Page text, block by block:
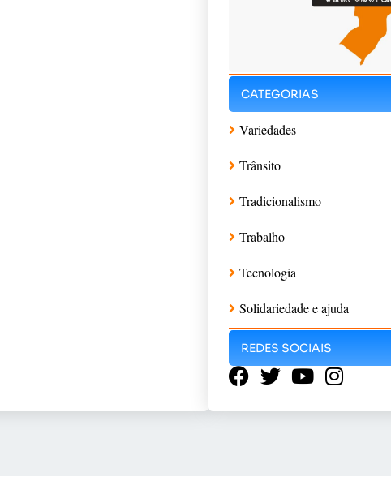
CATEGORIAS
Variedades
Trânsito
Tradicionalismo
Trabalho
Tecnologia
Solidariedade e ajuda
REDES SOCIAIS